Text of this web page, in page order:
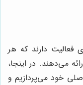
فعالیت دارند که هر
می‌دهند. در اینجا،
خود می‌پردازیم و